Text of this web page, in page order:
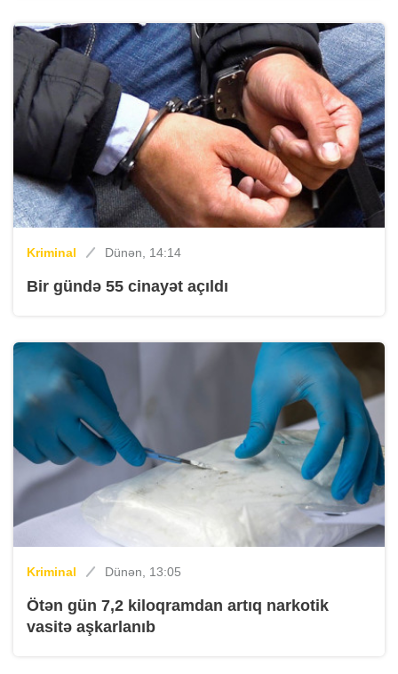
Kriminal Dünən, 14:14
Bir gündə 55 cinayət açıldı
Kriminal Dünən, 13:05
Ötən gün 7,2 kiloqramdan artıq narkotik
vasitə aşkarlanıb